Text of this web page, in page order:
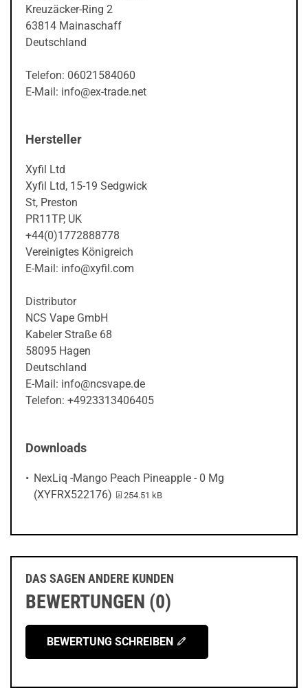
Kreuzäcker-Ring 2
63814 Mainaschaff
Deutschland
Telefon: 06021584060
E-Mail: info@ex-trade.net
Hersteller
Xyfil Ltd
Xyfil Ltd, 15-19 Sedgwick
St, Preston
PR11TP, UK
+44(0)1772888778
Vereinigtes Königreich
E-Mail: info@xyfil.com
Distributor
NCS Vape GmbH
Kabeler Straße 68
58095 Hagen
Deutschland
E-Mail: info@ncsvape.de
Telefon: +4923313406405
Downloads
NexLiq -Mango Peach Pineapple - 0 Mg
(XYFRX522176)
PDF-Datei:
254.51 kB
DAS SAGEN ANDERE KUNDEN
BEWERTUNGEN (0)
BEWERTUNG SCHREIBEN